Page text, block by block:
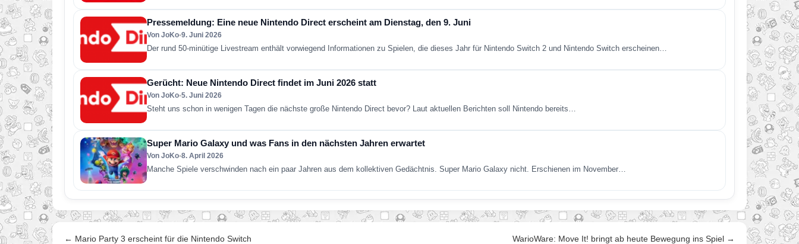
Pressemeldung: Eine neue Nintendo Direct erscheint am Dienstag, den 9. Juni
Von JoKo•9. Juni 2026
Der rund 50-minütige Livestream enthält vorwiegend Informationen zu Spielen, die dieses Jahr für Nintendo Switch 2 und Nintendo Switch erscheinen…
Gerücht: Neue Nintendo Direct findet im Juni 2026 statt
Von JoKo•5. Juni 2026
Steht uns schon in wenigen Tagen die nächste große Nintendo Direct bevor? Laut aktuellen Berichten soll Nintendo bereits…
Super Mario Galaxy und was Fans in den nächsten Jahren erwartet
Von JoKo•8. April 2026
Manche Spiele verschwinden nach ein paar Jahren aus dem kollektiven Gedächtnis. Super Mario Galaxy nicht. Erschienen im November…
← Mario Party 3 erscheint für die Nintendo Switch WarioWare: Move It! bringt ab heute Bewegung ins Spiel →